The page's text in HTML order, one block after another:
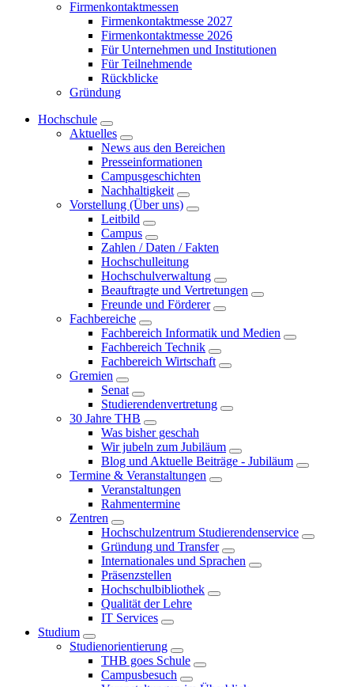
Firmenkontaktmessen
Firmenkontaktmesse 2027
Firmenkontaktmesse 2026
Für Unternehmen und Institutionen
Für Teilnehmende
Rückblicke
Gründung
Hochschule
Aktuelles
News aus den Bereichen
Presseinformationen
Campusgeschichten
Nachhaltigkeit
Vorstellung (Über uns)
Leitbild
Campus
Zahlen / Daten / Fakten
Hochschulleitung
Hochschulverwaltung
Beauftragte und Vertretungen
Freunde und Förderer
Fachbereiche
Fachbereich Informatik und Medien
Fachbereich Technik
Fachbereich Wirtschaft
Gremien
Senat
Studierendenvertretung
30 Jahre THB
Was bisher geschah
Wir jubeln zum Jubiläum
Blog und Aktuelle Beiträge - Jubiläum
Termine & Veranstaltungen
Veranstaltungen
Rahmentermine
Zentren
Hochschulzentrum Studierendenservice
Gründung und Transfer
Internationales und Sprachen
Präsenzstellen
Hochschulbibliothek
Qualität der Lehre
IT Services
Studium
Studienorientierung
THB goes Schule
Campusbesuch